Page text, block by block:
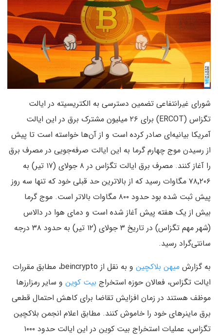
شورای غیرانتفاعی تضمین دسترسی به الکتریسیته در ایالت
تگزاس (ERCOT) برای ۲۶ میلیون مشترک برق در این ایالت
آمریکا بیانیه‌ای صادر کرده است و از آن‌ها خواسته است تا پیش
از رسیدن موج چهارم گرما به این ایالت صرفه‌جویی در مصرف برق
را آغاز کنند. مصرف برق ایالت تگزاس در ۸ جولای (۱۷ تیر) به
۷۸٬۲۰۶ مگاوات رسید که از بالاترین حد قبلی خود که تنها سه روز
پیش ثبت شده بود حدود ۸۰۰ مگاوات بالاتر است. موج گرما
بیش از یک هفته پیش آغاز شده است و دمای هوا در دالاس
(شهر مهم تگزاس) در تاریخ ۳ جولای (۱۲ تیر) به حدود ۳۸ درجه
سانتی‌گراد رسید.
به گزارش میهن بلاکچین
و به نقل از beincrypto، مطابق مقررات
ایالت تگزاس، فعالان حوزه استخراج بیت کوین و سایر رمزارزها
موظف هستند در زمان افزایش تقاضا برای کاهش احتمال قطعی
برق ماینرهای خود را خاموش کنند. مطابق اعلام انجمن بلاکچین
تگزاس، عملیات استخراج بیت کوین در این ایالت حدود ۱۰۰۰